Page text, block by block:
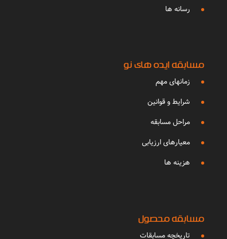
رسانه ها
مسابقه ایده های نو
زمانهای مهم
شرایط و قوانین
مراحل مسابقه
معیارهای ارزیابی
هزینه ها
مسابقه محصول
تاریخچه مسابقات